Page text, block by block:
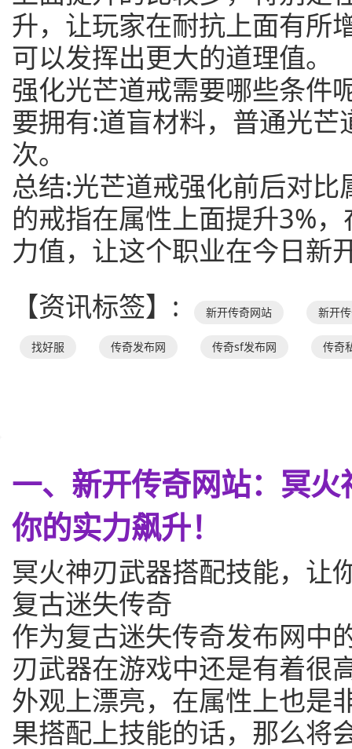
升，让玩家在耐抗上面有所
可以发挥出更大的道理值。
强化光芒道戒需要哪些条件
要拥有:道盲材料，普通光
次。
总结:光芒道戒强化前后对
的戒指在属性上面提升3%
力值，让这个职业在今日新
【资讯标签】:
新开传奇网站 新开
找好服 传奇发布网 传奇sf发布网 传奇
一、新开传奇网站：冥
你的实力飙升！
冥火神刃武器搭配技能，让
复古迷失传奇
作为复古迷失传奇发布网中
刃武器在游戏中还是有着很
外观上漂亮，在属性上也是
果搭配上技能的话，那么将